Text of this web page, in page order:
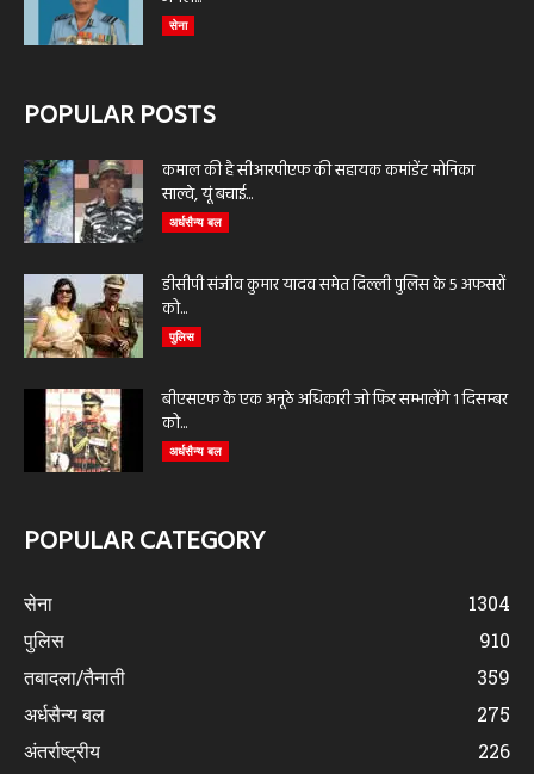
सेना
POPULAR POSTS
कमाल की है सीआरपीएफ की सहायक कमांडेंट मोनिका
साल्वे, यूं बचाई...
अर्धसैन्य बल
डीसीपी संजीव कुमार यादव समेत दिल्ली पुलिस के 5 अफसरों
को...
पुलिस
बीएसएफ के एक अनूठे अधिकारी जो फिर सम्भालेंगे 1 दिसम्बर
को...
अर्धसैन्य बल
POPULAR CATEGORY
सेना
1304
पुलिस
910
तबादला/तैनाती
359
अर्धसैन्य बल
275
अंतर्राष्ट्रीय
226